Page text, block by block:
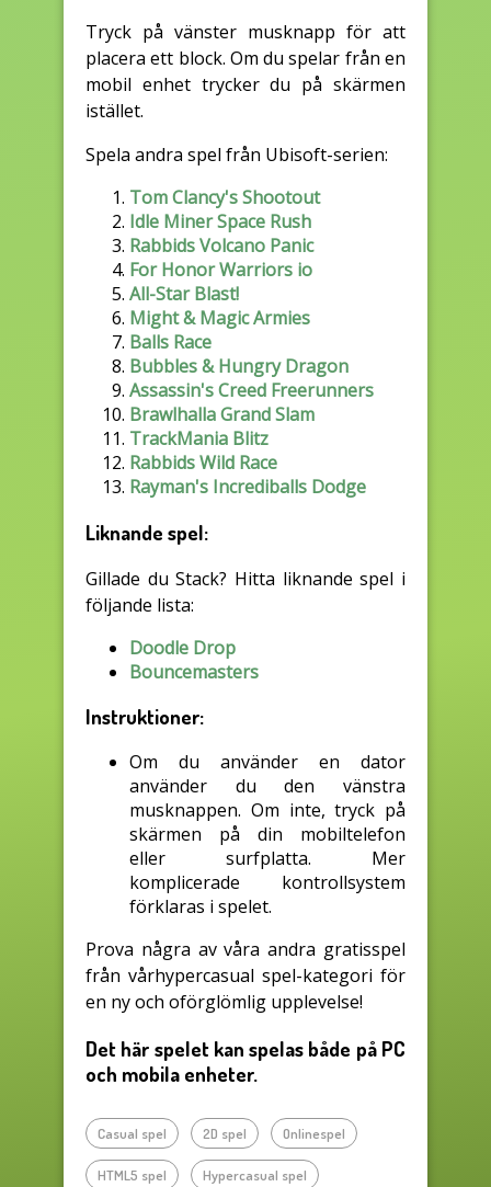
Tryck på vänster musknapp för att
placera ett block. Om du spelar från en
mobil enhet trycker du på skärmen
istället.
Spela andra spel från Ubisoft-serien:
Tom Clancy's Shootout
Idle Miner Space Rush
Rabbids Volcano Panic
For Honor Warriors io
All-Star Blast!
Might & Magic Armies
Balls Race
Bubbles & Hungry Dragon
Assassin's Creed Freerunners
Brawlhalla Grand Slam
TrackMania Blitz
Rabbids Wild Race
Rayman's Incrediballs Dodge
Liknande spel:
Gillade du Stack? Hitta liknande spel i
följande lista:
Doodle Drop
Bouncemasters
Instruktioner:
Om du använder en dator
använder du den vänstra
musknappen. Om inte, tryck på
skärmen på din mobiltelefon
eller surfplatta. Mer
komplicerade kontrollsystem
förklaras i spelet.
Prova några av våra andra gratisspel
från vårhypercasual spel-kategori för
en ny och oförglömlig upplevelse!
Det här spelet kan spelas både på PC
och mobila enheter.
Casual spel 2D spel Onlinespel
HTML5 spel Hypercasual spel